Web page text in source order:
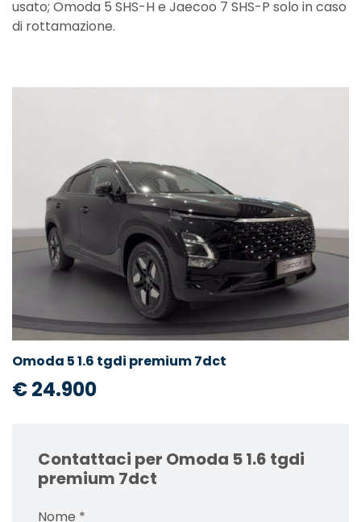
usato; Omoda 5 SHS-H e Jaecoo 7 SHS-P solo in caso
di rottamazione.
Omoda 5 1.6 tgdi premium 7dct
€ 24.900
Contattaci per Omoda 5 1.6 tgdi
premium 7dct
Nome *